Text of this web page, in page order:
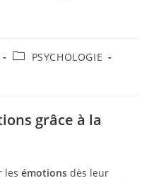
PostPSYCHOLOGIE
grâce à la
lesémotions dès leur